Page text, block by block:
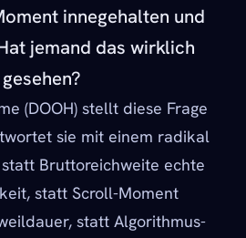
innegehalten und
jemand das wirklich
gesehen?
(DOOH) stellt diese Frage
sie mit einem radikal
Bruttoreichweite echte
statt Scroll-Moment
statt Algorithmus-